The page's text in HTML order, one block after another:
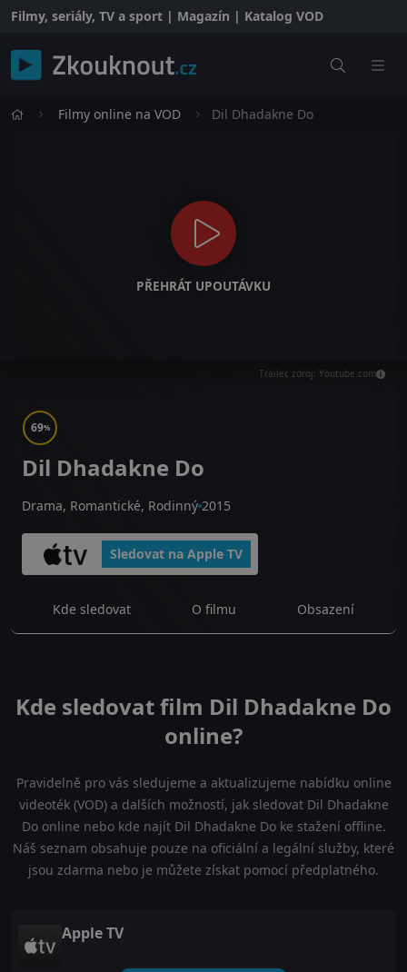
Filmy, seriály, TV a sport | Magazín | Katalog VOD
Filmy online na VOD Dil Dhadakne Do
PŘEHRÁT UPOUTÁVKU
Trailer, zdroj: Youtube.com
69%
Dil Dhadakne Do
Drama, Romantické, Rodinný 2015
Sledovat na Apple TV
Kde sledovat O filmu Obsazení
Kde sledovat film Dil Dhadakne Do
online?
Pravidelně pro vás sledujeme a aktualizujeme nabídku online
videoték (VOD) a dalších možností, jak sledovat Dil Dhadakne
Do online nebo kde najít Dil Dhadakne Do ke stažení offline.
Náš seznam obsahuje pouze na oficiální a legální služby, které
jsou zdarma nebo je můžete získat pomocí předplatného.
Apple TV